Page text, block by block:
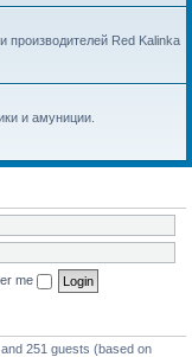
производителей Red Kalinka
и амуниции.
me
251 guests (based on